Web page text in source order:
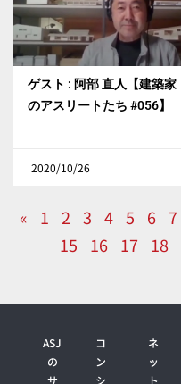
ゲスト : 阿部 直人【建築家
のアスリートたち #056】
2020/10/26
« 1 2 3 4 5 6 7
15
16 17 18
ASJ
の
サ
コ
ン
シ
ネ
ッ
ト